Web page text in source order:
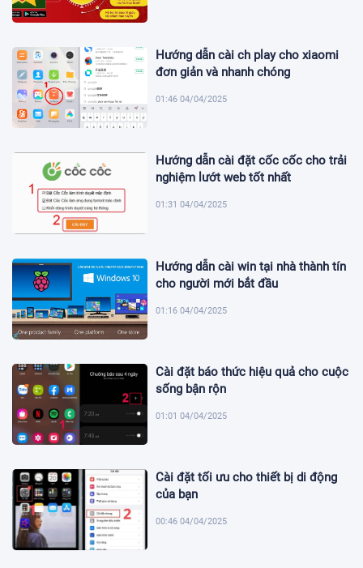
Hướng dẫn cài ch play cho xiaomi
đơn giản và nhanh chóng
01:46 04/04/2025
Hướng dẫn cài đặt cốc cốc cho trải
nghiệm lướt web tốt nhất
01:31 04/04/2025
Hướng dẫn cài win tại nhà thành tín
cho người mới bắt đầu
01:16 04/04/2025
Cài đặt báo thức hiệu quả cho cuộc
sống bận rộn
01:01 04/04/2025
Cài đặt tối ưu cho thiết bị di động
của bạn
00:46 04/04/2025